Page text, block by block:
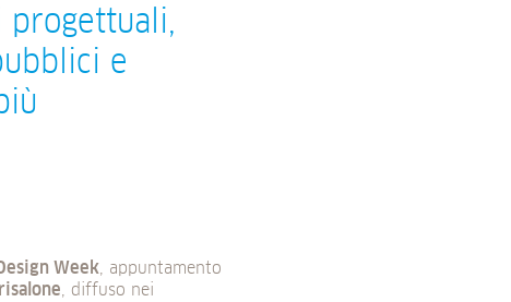
progettuali,
e
Week, appuntamento
, diffuso nei